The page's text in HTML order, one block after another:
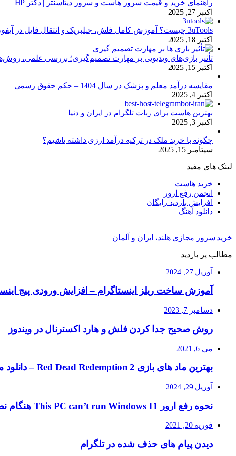
راهنمای خرید و قیمت سرور هاست و سرور دیتاسنتر | دکتر HP
اکتبر 27, 2025
3uTools چیست؟ آموزش کامل فلش، جیلبریک و انتقال فایل در آیفون
اکتبر 18, 2025
تأثیر بازی‌های ویدیویی بر مهارت تصمیم‌گیری؛ بررسی علمی،
اکتبر 15, 2025
مقایسه درآمد معلم و پزشک در سال 1404 – حکم حقوق رسمی
اکتبر 4, 2025
بهترین هاست برای ربات تلگرام در ایران و دنیا
اکتبر 3, 2025
چگونه با خرید ملک در ترکیه درآمد ارزی داشته باشیم؟
سپتامبر 15, 2025
لینک های مفید
خرید هاست
انجمن رفع ارور
افزایش بازدید رایگان
دانلود آهنگ
خرید سرور مجازی هلند، ایران و آلمان
مطالب پر بازدید
آوریل 27, 2024
آموزش ساخت ریلز اینستاگرام – افزایش ورودی پیج
دسامبر 7, 2023
روش صحیح جدا کردن فلش و هارد اکسترنال در ویندوز
می 6, 2021
بهترین ماد های بازی Red Dead Redemption 2 – دانلود ماد RDR2
آوریل 29, 2024
نحوه رفع ارور This PC can’t run Windows 11 هنگام نصب ویندوز ۱۱
فوریه 20, 2021
دیدن پیام های حذف شده در تلگرام